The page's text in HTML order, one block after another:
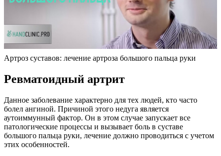
Артроз суставов: лечение артроза большого пальца руки
Ревматоидный артрит
Данное заболевание характерно для тех людей, кто часто
болел ангиной. Причиной этого недуга является
аутоиммунный фактор. Он в этом случае запускает все
патологические процессы и вызывает боль в суставе
большого пальца руки, лечение должно проводиться с учетом
этих особенностей.